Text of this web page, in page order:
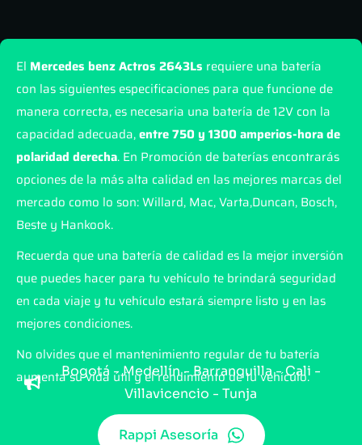
El Mercedes benz Actros 2643Ls requiere una batería
con las siguientes especificaciones para que funcione de
manera correcta, es necesaria una batería de 12V con la
capacidad adecuada,entre 750 y 1300 amperios-hora de
polaridad derecha. En Promoción de baterías encontrarás
opciones de la más alta calidad en las mejores marcas del
mercado como lo son: Willard, Mac, Varta,Duncan, Bosch,
Beste y Hankook.
Recuerda que una batería de calidad es la mejor inversión
que puedes hacer para tu vehículo te brindará seguridad
en cada viaje y tu vehículo estará siempre listo y en las
mejores condiciones.
No olvides que el mantenimiento regular de tu batería
aumenta su vida útil y el rendimiento de tu vehículo.
Rappi Asesoría
Bogotá - Medellín - Barranquilla - Cali -
Villavicencio - Tunja